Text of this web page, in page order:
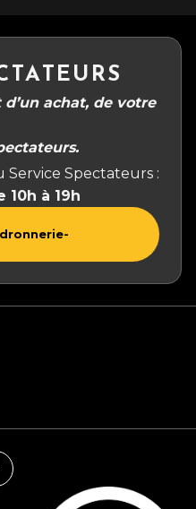
achat, de votre
Service Spectateurs :
à 19h